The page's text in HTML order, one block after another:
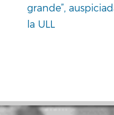
grande”,
la ULL